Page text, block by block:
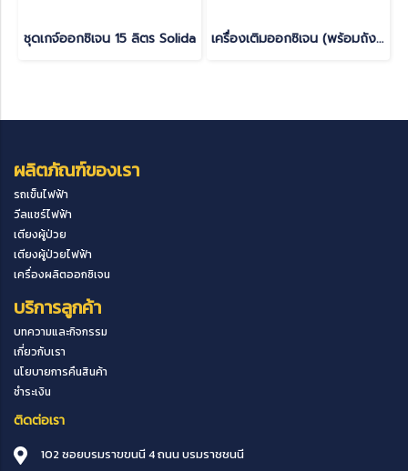
ชุดเกจ์ออกซิเจน 15 ลิตร Solida เครื่องเติมออกซิเจน (พร้อมถัง) รุ่น Homefill
ผลิตภัณฑ์ของเรา
รถเข็นไฟฟ้า
วีลแชร์ไฟฟ้า
เตียงผู้ป่วย
เตียงผู้ป่วยไฟฟ้า
เครื่องผลิตออกซิเจน
บริการลูกค้า
บทความและกิจกรรม
เกี่ยวกับเรา
นโยบายการคืนสินค้า
ชำระเงิน
ติดต่อเรา
102 ซอยบรมราขขนนี 4 ถนน บรมราชชนนี